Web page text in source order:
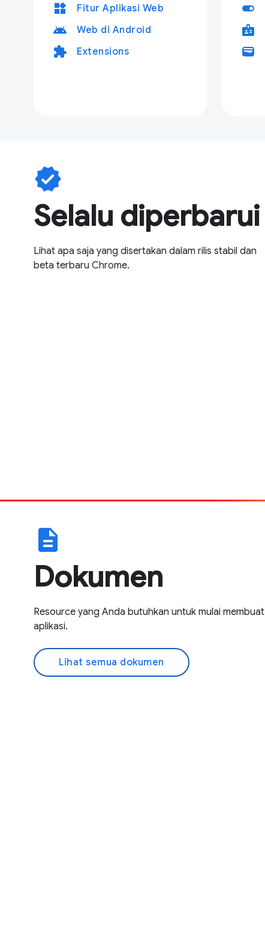
widgets Fitur Aplikasi Web
android Web di Android
extension Extensions
toggle_on
badge
wallet
verified
Selalu diperbarui
Lihat apa saja yang disertakan dalam rilis stabil dan
beta terbaru Chrome.
description
Dokumen
Resource yang Anda butuhkan untuk mulai membuat
aplikasi.
Lihat semua dokumen